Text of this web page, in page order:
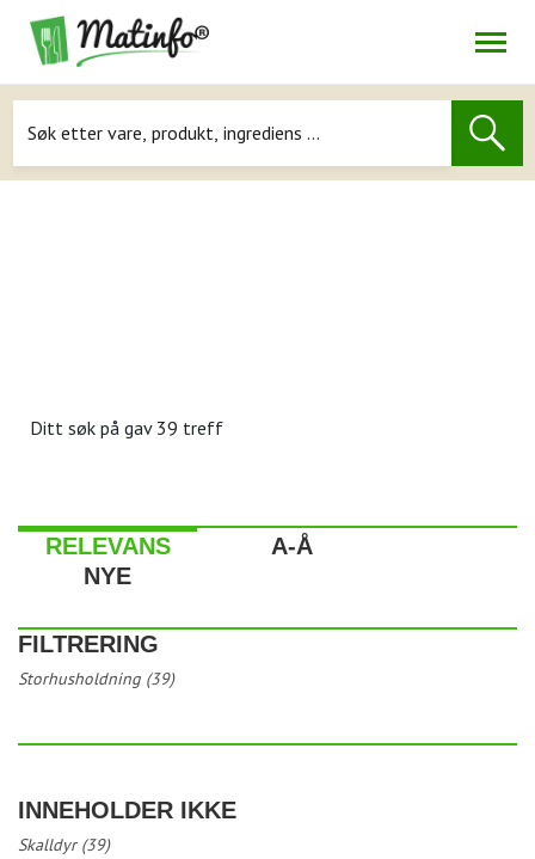
Navigasjon
Ditt søk på gav 39 treff
RELEVANS
A-Å
NYE
FILTRERING
Storhusholdning (39)
INNEHOLDER IKKE
Skalldyr (39)